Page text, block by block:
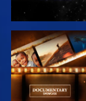
VERKEN DE
SERIE